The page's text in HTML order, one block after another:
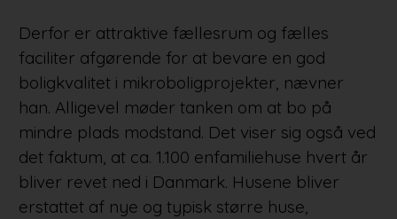
Derfor er attraktive fællesrum og fælles
faciliter afgørende for at bevare en god
boligkvalitet i mikroboligprojekter, nævner
han. Alligevel møder tanken om at bo på
mindre plads modstand. Det viser sig også ved
det faktum, at ca. 1.100 enfamiliehuse hvert år
bliver revet ned i Danmark. Husene bliver
erstattet af nye og typisk større huse,